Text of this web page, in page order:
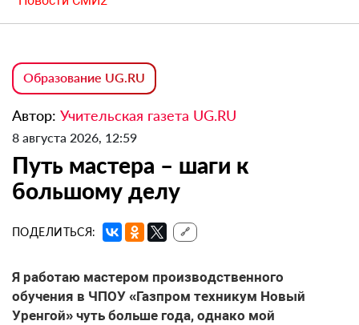
Образование UG.RU
Автор: Учительская газета UG.RU
8 августа 2026, 12:59
Путь мастера – шаги к
большому делу
ПОДЕЛИТЬСЯ: 🔗
Я работаю мастером производственного
обучения в ЧПОУ «Газпром техникум Новый
Уренгой» чуть больше года, однако мой